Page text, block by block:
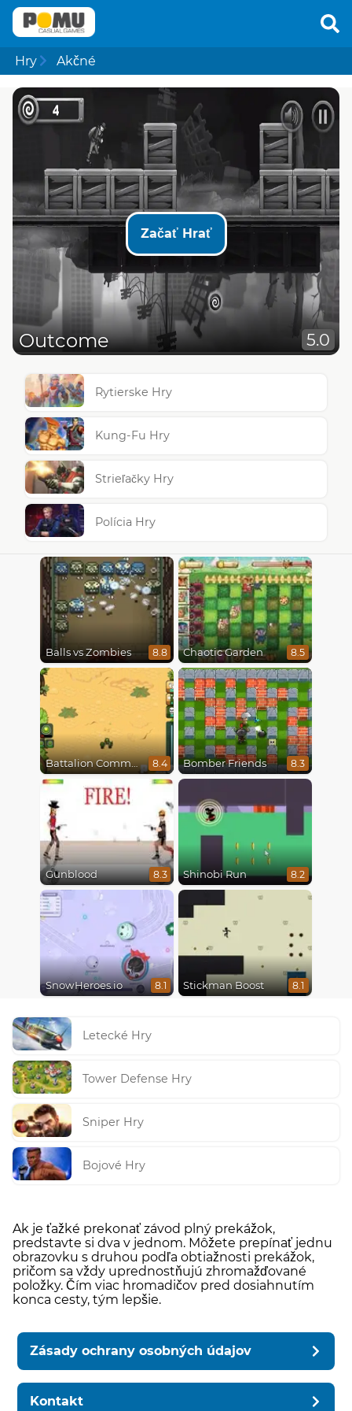
Hry Akčné
Začať Hrať
Outcome 5.0
Rytierske Hry
Kung-Fu Hry
Strieľačky Hry
Polícia Hry
Balls vs Zombies 8.8 Chaotic Garden 8.5
Battalion Commander 8.4 Bomber Friends 8.3
Gunblood 8.3 Shinobi Run 8.2
SnowHeroes.io 8.1 Stickman Boost 8.1
Letecké Hry
Tower Defense Hry
Sniper Hry
Bojové Hry
Ak je ťažké prekonať závod plný prekážok,
predstavte si dva v jednom. Môžete prepínať jednu
obrazovku s druhou podľa obtiažnosti prekážok,
pričom sa vždy uprednostňujú zhromažďované
položky. Čím viac hromadičov pred dosiahnutím
konca cesty, tým lepšie.
Zásady ochrany osobných údajov
Kontakt